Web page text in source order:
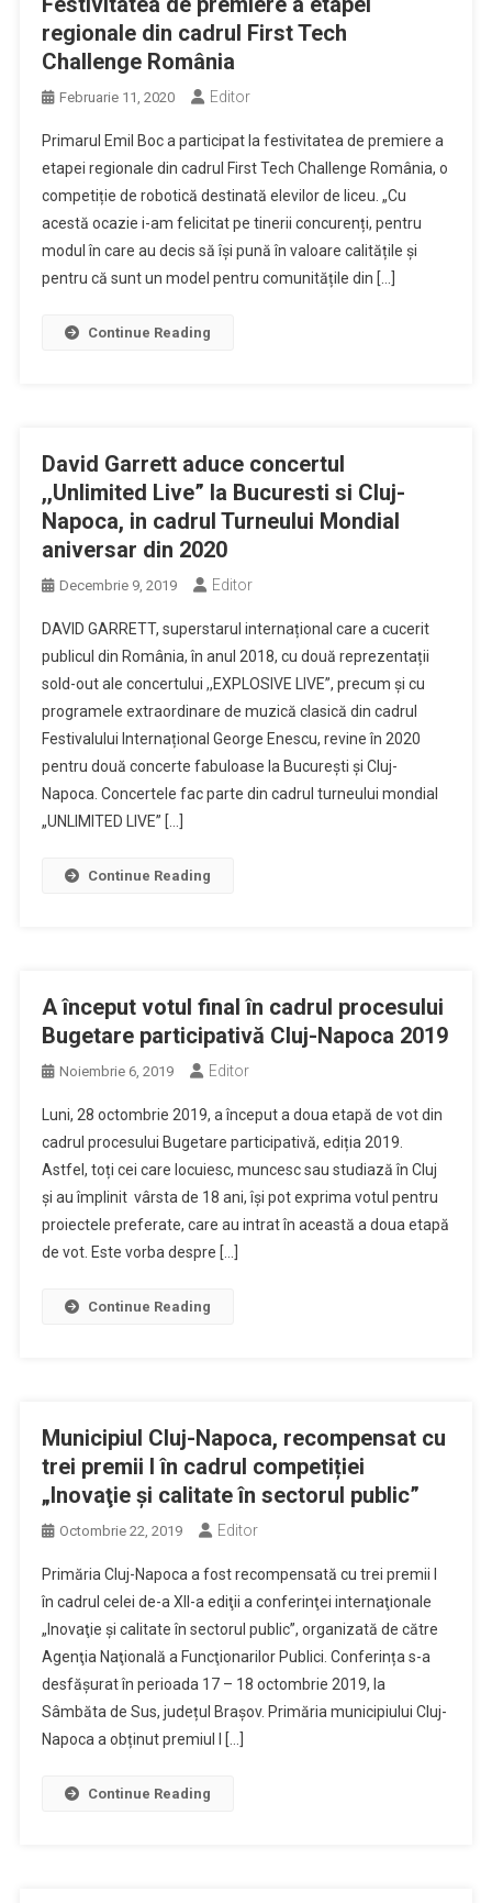
regionale din cadrul First Tech
Challenge România
Februarie 11, 2020 Editor
Primarul Emil Boc a participat la festivitatea de premiere a
etapei regionale din cadrul First Tech Challenge România, o
competiție de robotică destinată elevilor de liceu. „Cu
acestă ocazie i-am felicitat pe tinerii concurenți, pentru
modul în care au decis să își pună în valoare calitățile și
pentru că sunt un model pentru comunitățile din […]
Continue Reading
David Garrett aduce concertul
,,Unlimited Live” la Bucuresti si Cluj-
Napoca, in cadrul Turneului Mondial
aniversar din 2020
Decembrie 9, 2019 Editor
DAVID GARRETT, superstarul internațional care a cucerit
publicul din România, în anul 2018, cu două reprezentații
sold-out ale concertului ,,EXPLOSIVE LIVE”, precum și cu
programele extraordinare de muzică clasică din cadrul
Festivalului Internațional George Enescu, revine în 2020
pentru două concerte fabuloase la București și Cluj-
Napoca. Concertele fac parte din cadrul turneului mondial
„UNLIMITED LIVE” […]
Continue Reading
A început votul final în cadrul procesului
Bugetare participativă Cluj-Napoca 2019
Noiembrie 6, 2019 Editor
Luni, 28 octombrie 2019, a început a doua etapă de vot din
cadrul procesului Bugetare participativă, ediția 2019.
Astfel, toți cei care locuiesc, muncesc sau studiază în Cluj
și au împlinit vârsta de 18 ani, își pot exprima votul pentru
proiectele preferate, care au intrat în această a doua etapă
de vot. Este vorba despre […]
Continue Reading
Municipiul Cluj-Napoca, recompensat cu
trei premii I în cadrul competiției
„Inovaţie şi calitate în sectorul public”
Octombrie 22, 2019 Editor
Primăria Cluj-Napoca a fost recompensată cu trei premii I
în cadrul celei de-a XII-a ediţii a conferinţei internaţionale
„Inovaţie şi calitate în sectorul public”, organizată de către
Agenţia Naţională a Funcţionarilor Publici. Conferința s-a
desfășurat în perioada 17 – 18 octombrie 2019, la
Sâmbăta de Sus, județul Brașov. Primăria municipiului Cluj-
Napoca a obținut premiul I […]
Continue Reading